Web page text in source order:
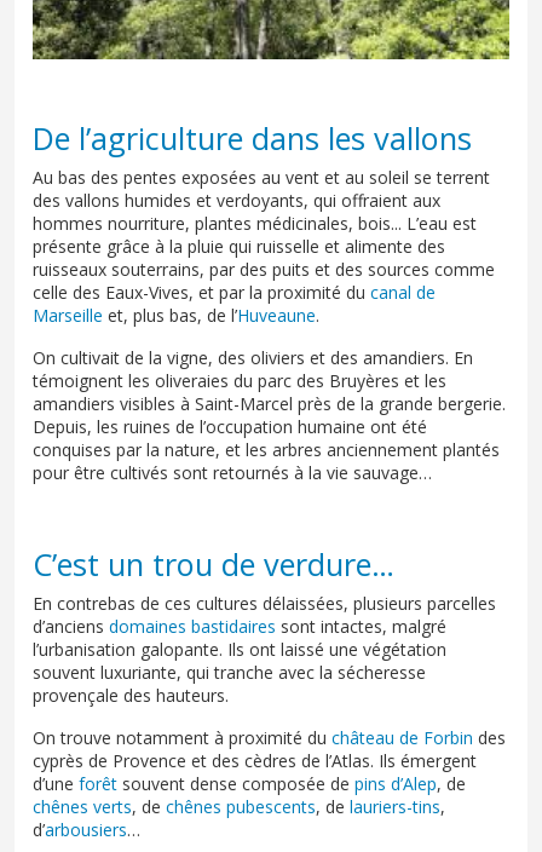
De l’agriculture dans les vallons
Au bas des pentes exposées au vent et au soleil se terrent
des vallons humides et verdoyants, qui offraient aux
hommes nourriture, plantes médicinales, bois... L’eau est
présente grâce à la pluie qui ruisselle et alimente des
ruisseaux souterrains, par des puits et des sources comme
celle des Eaux-Vives, et par la proximité du canal de
Marseille et, plus bas, de l’Huveaune.
On cultivait de la vigne, des oliviers et des amandiers. En
témoignent les oliveraies du parc des Bruyères et les
amandiers visibles à Saint-Marcel près de la grande bergerie.
Depuis, les ruines de l’occupation humaine ont été
conquises par la nature, et les arbres anciennement plantés
pour être cultivés sont retournés à la vie sauvage…
C’est un trou de verdure…
En contrebas de ces cultures délaissées, plusieurs parcelles
d’anciens domaines bastidaires sont intactes, malgré
l’urbanisation galopante. Ils ont laissé une végétation
souvent luxuriante, qui tranche avec la sécheresse
provençale des hauteurs.
On trouve notamment à proximité du château de Forbin des
cyprès de Provence et des cèdres de l’Atlas. Ils émergent
d’une forêt souvent dense composée de pins d’Alep, de
chênes verts, de chênes pubescents, de lauriers-tins,
d’arbousiers…